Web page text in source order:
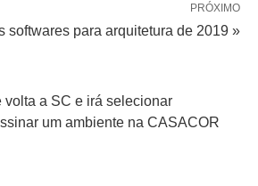
PRÓXIMO
softwares para arquitetura de 2019 »
volta a SC e irá selecionar
um ambiente na CASACOR